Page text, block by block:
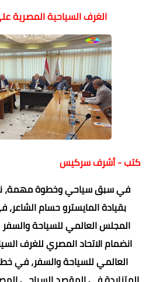
الغرف السياحية المصرية
كتب - أشرف سركيس
في سبق سياحي وخطوة مهمة،
بقيادة المايسترو حسام
انضمام الاتحاد المصري للغرف
العالمي للسياحة والسفر، في